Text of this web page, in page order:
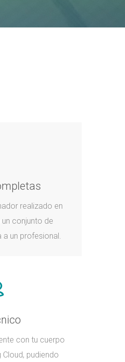
realizado en
conjunto de
un profesional.
con tu cuerpo
pudiendo